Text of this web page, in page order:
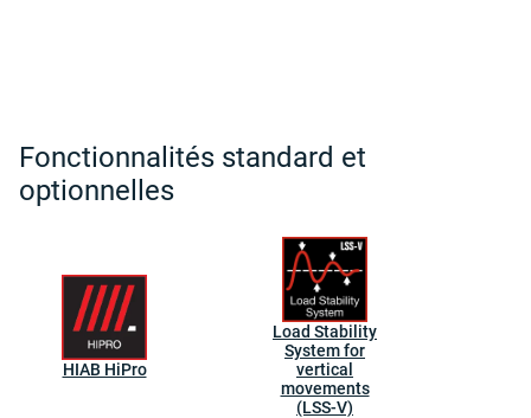
Fonctionnalités standard et
optionnelles
HIAB HiPro
Load Stability
System for
vertical
movements
(LSS-V)